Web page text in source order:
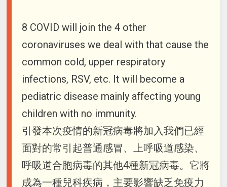
8 COVID will join the 4 other
coronaviruses we deal with that cause the
common cold, upper respiratory
infections, RSV, etc. It will become a
pediatric disease mainly affecting young
children with no immunity.
引發本次疫情的新冠病毒將加入我們已經
面對的常引起普通感冒、上呼吸道感染、
呼吸道合胞病毒的其他4種新冠病毒。它將
成為一種兒科疾病，主要影響缺乏免疫力